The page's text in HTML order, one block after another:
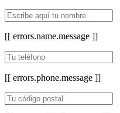
[[ errors.name.message ]]
[[ errors.phone.message ]]